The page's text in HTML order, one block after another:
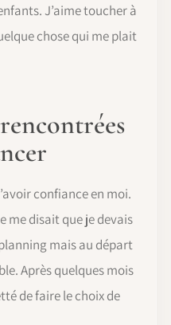
J’aime toucher à
chose qui me plait
confiance en moi.
me disait que je devais
mais au départ
Après quelques mois
de faire le choix de